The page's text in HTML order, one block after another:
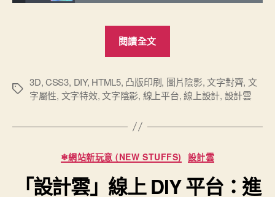
閱讀全文
新
增
字
效
之
標
3D,CSS3, DIY, HTML5, 凸版印刷, 圖片陰影,文字對齊, 文
字屬性, 文字特效,文字陰影, 線上平台,線上設計, 設計雲
分
類
❄網站新玩意 (NEW STUFFS) 設計雲
「設計雲」線上 DIY 平台：進